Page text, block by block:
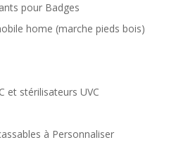
pour Badges
home (marche pieds bois)
et stérilisateurs UVC
à Personnaliser